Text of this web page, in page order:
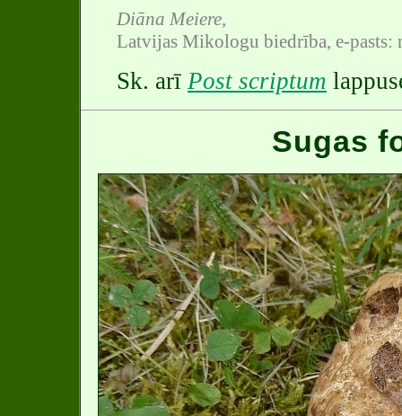
Diāna Meiere,
Latvijas Mikologu biedrība, e-
Sk. arī Post scriptum
Sugas